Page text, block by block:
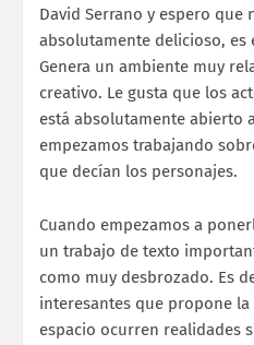
David Serrano y espero que
absolutamente delicioso, es
Genera un ambiente muy
creativo. Le gusta que los
está absolutamente abierto
empezamos trabajando
que decían los personajes.
Cuando empezamos a
un trabajo de texto
como muy desbrozado. Es
interesantes que propone
espacio ocurren realidades